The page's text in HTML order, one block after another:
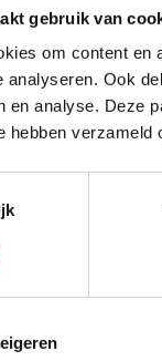
gebruik van
om content en
analyseren. Ook
en analyse. Deze
hebben
de deur uit te
naar het
de één
werd ook
kopjes koffie
naar het
een rol. Wie
van cafeïne.
dagelijkse
op een dag
Wie sterk
thermoskan